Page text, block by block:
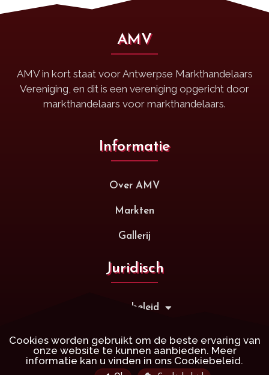
AMV
AMV in kort staat voor Antwerpse Markthandelaars
Vereniging, en dit is een vereniging opgericht door
markthandelaars voor markthandelaars.
Informatie
Over AMV
Markten
Gallerij
Juridisch
Privacybeleid
Cookies worden gebruikt om de beste ervaring van
onze website te kunnen aanbieden. Meer
informatie kan u vinden in ons Cookiebeleid.